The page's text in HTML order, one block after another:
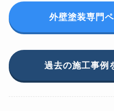
外壁塗装専門
過去の施工事例